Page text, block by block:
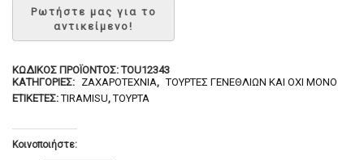
ΚΩΔΙΚΌΣ ΠΡΟΪΌΝΤΟΣ:TOU12343
ΚΑΤΗΓΟΡΊΕΣ: ΖΑΧΑΡΟΤΕΧΝΊΑ, ΤΟΎΡΤΕΣ ΓΕΝΕΘΛΊΩΝ ΚΑΙ ΌΧΙ ΜΌΝΟ
ΕΤΙΚΈΤΕΣ:TIRAMISU,ΤΟΎΡΤΑ
Κοινοποιήστε: